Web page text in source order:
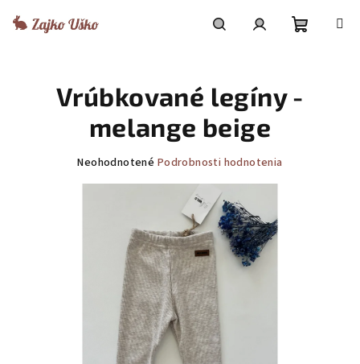
košík
Vrúbkované legíny -
melange beige
Priemerné
hviezdičiek.
Neohodnotené Podrobnosti hodnotenia